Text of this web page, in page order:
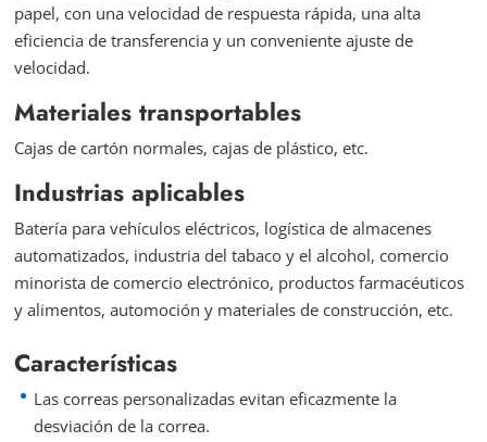
papel, con una velocidad de respuesta rápida, una alta
eficiencia de transferencia y un conveniente ajuste de
velocidad.
Materiales transportables
Cajas de cartón normales, cajas de plástico, etc.
Industrias aplicables
Batería para vehículos eléctricos, logística de almacenes
automatizados, industria del tabaco y el alcohol, comercio
minorista de comercio electrónico, productos farmacéuticos
y alimentos, automoción y materiales de construcción, etc.
Características
Las correas personalizadas evitan eficazmente la
desviación de la correa.